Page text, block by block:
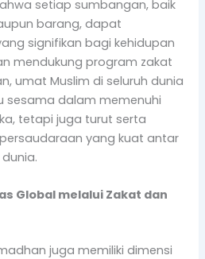
setiap sumbangan, baik
barang, dapat
signifikan bagi kehidupan
mendukung program zakat
umat Muslim di seluruh dunia
sesama dalam memenuhi
tetapi juga turut serta
yang kuat antar
Global melalui Zakat dan
juga memiliki dimensi